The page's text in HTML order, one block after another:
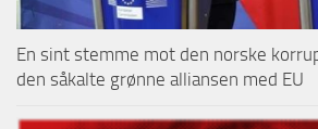
En sint stemme mot den norske
den såkalte grønne alliansen med EU